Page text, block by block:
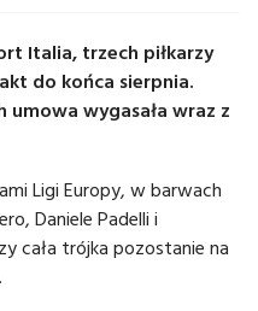
Italia, trzech piłkarzy
do końca sierpnia.
wygasała wraz z
Ligi Europy, w barwach
Daniele Padelli i
cała trójka pozostanie na